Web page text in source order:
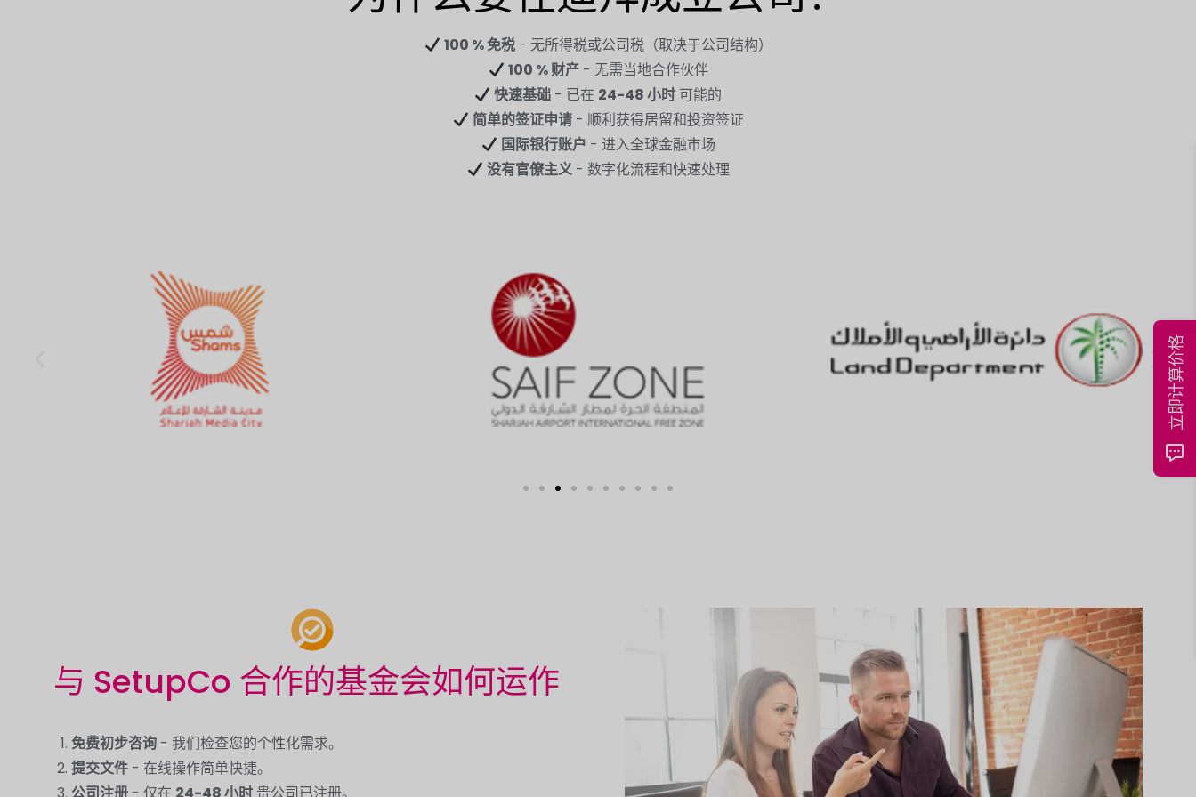
100 % 免税- 无所得税或公司税（取决于公司结构）
100 % 财产- 无需当地合作伙伴
快速基础 - 已在 24-48 小时 可能的
简单的签证申请- 顺利获得居留和投资签证
国际银行账户 - 进入全球金融市场
没有官僚主义- 数字化流程和快速处理
与 SetupCo 合作的基金会如何运作
免费初步咨询 - 我们检查您的个性化需求。
提交文件 - 在线操作简单快捷。
立即计算价格